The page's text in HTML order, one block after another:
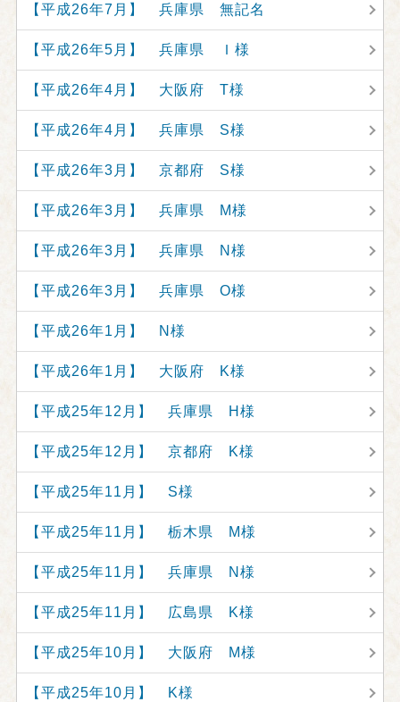
【平成26年7月】 兵庫県 無記名
【平成26年5月】 兵庫県 Ｉ様
【平成26年4月】 大阪府 T様
【平成26年4月】 兵庫県 S様
【平成26年3月】 京都府 S様
【平成26年3月】 兵庫県 M様
【平成26年3月】 兵庫県 N様
【平成26年3月】 兵庫県 O様
【平成26年1月】 N様
【平成26年1月】 大阪府 K様
【平成25年12月】 兵庫県 H様
【平成25年12月】 京都府 K様
【平成25年11月】 S様
【平成25年11月】 栃木県 M様
【平成25年11月】 兵庫県 N様
【平成25年11月】 広島県 K様
【平成25年10月】 大阪府 M様
【平成25年10月】 K様